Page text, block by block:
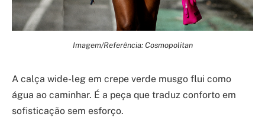
Imagem/Referência: Cosmopolitan
A calça wide-leg em crepe verde musgo flui como
água ao caminhar. É a peça que traduz conforto em
sofisticação sem esforço.